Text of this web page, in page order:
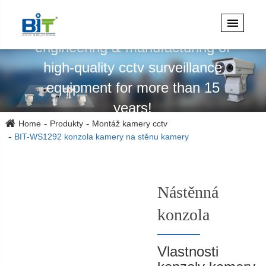
Specializuje se na design,
engineering & manufacturing of
high-quality cctv surveillance
equipment for more than 15
years!
Home Produkty
Montáž kamery cctv
BIT-WS1292 konzola kamery na stěnu kamery
Nástěnná
konzola
Vlastnosti